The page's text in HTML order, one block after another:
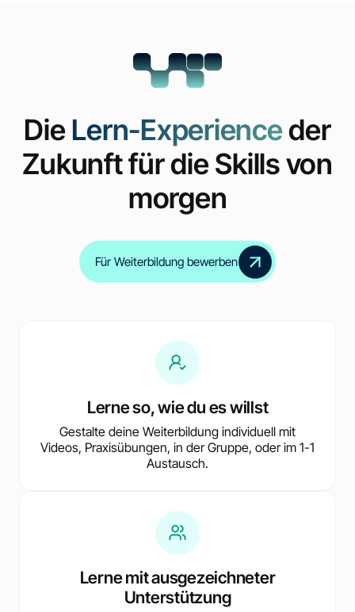
DieLern-Experienceder
Zukunft für die Skills von
morgen
Für Weiterbildung bewerben
Lerne so, wie du es willst
Gestalte deine Weiterbildung individuell mit
Videos, Praxisübungen, in der Gruppe, oder im 1-1
Austausch.
Lerne mit ausgezeichneter
Unterstützung